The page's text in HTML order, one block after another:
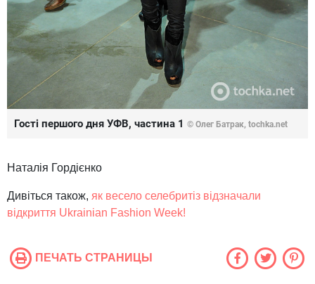
Гості першого дня УФВ, частина 1 © Олег Батрак, tochka.net
Наталія Гордієнко
Дивіться також, як весело селебритіз відзначали
відкриття Ukrainian Fashion Week!
ПЕЧАТЬ СТРАНИЦЫ